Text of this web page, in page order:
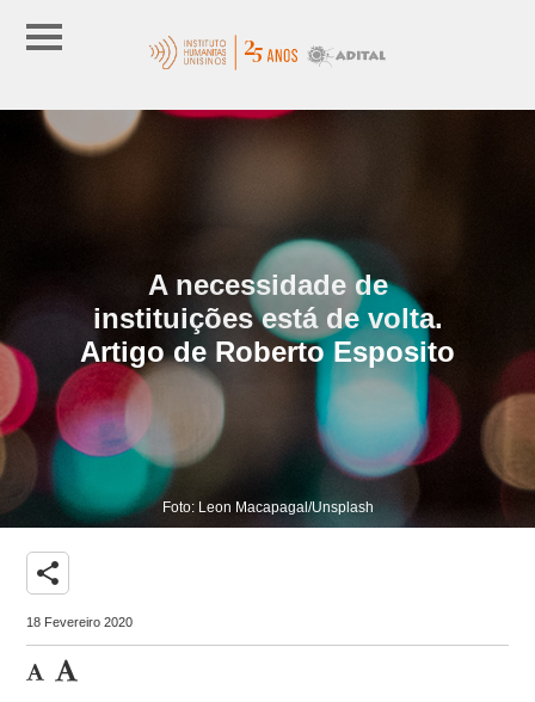
A necessidade de
instituições está de volta.
Artigo de Roberto Esposito
Foto: Leon Macapagal/Unsplash
share
18 Fevereiro 2020